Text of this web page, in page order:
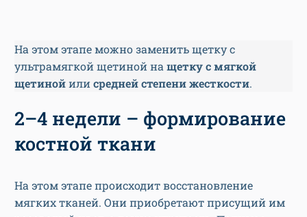
На этом этапе можно заменить щетку с
ультрамягкой щетиной на щетку с мягкой
щетинойили средней степени жесткости.
2–4 недели – формирование
костной ткани
На этом этапе происходит восстановление
мягких тканей. Они приобретают присущий им